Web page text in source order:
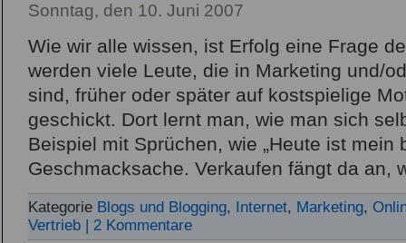
Sonntag, den 10. Juni 2007
Wie wir alle wissen, ist Erfolg eine Frage
werden viele Leute, die in Marketing und/
sind, früher oder später auf kostspielige
geschickt. Dort lernt man, wie man sich
Beispiel mit Sprüchen, wie „Heute ist mein
Geschmacksache. Verkaufen fängt da an,
Kategorie Blogs und Blogging, Internet, Marketing,
Vertrieb
| 2 Kommentare